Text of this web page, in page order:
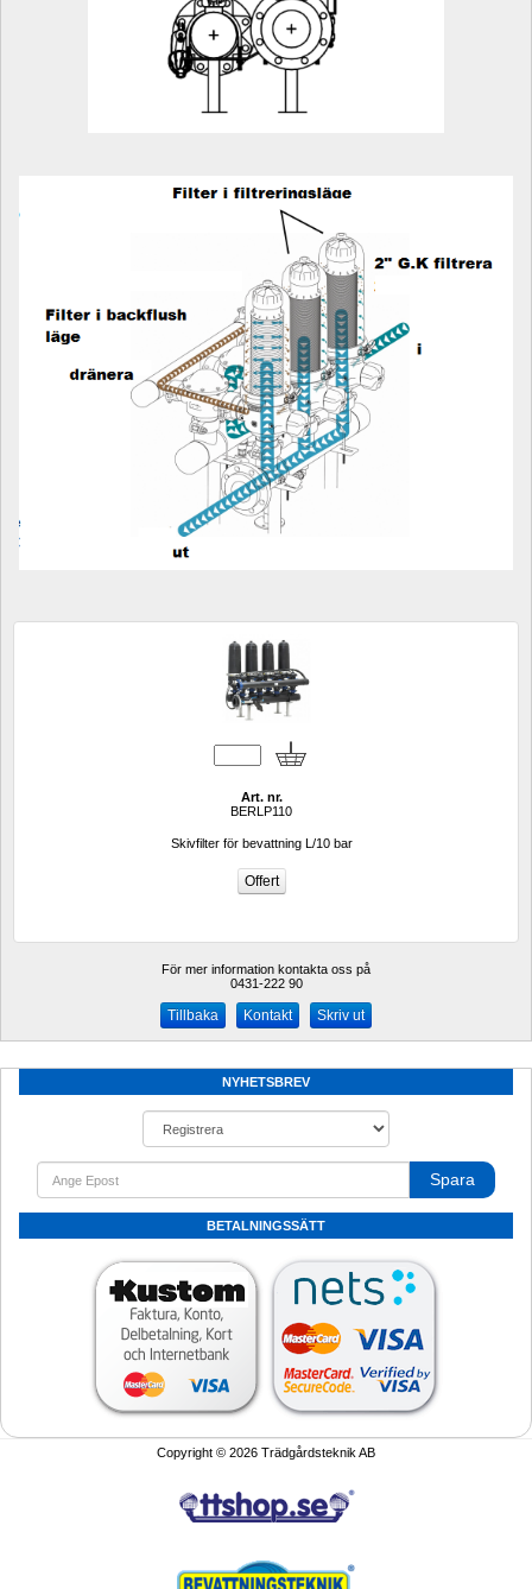
Art. nr.
BERLP110
Skivfilter för bevattning L/10 bar
För mer information kontakta oss på
0431-222 90
Kontakt Skriv ut
NYHETSBREV
Spara
BETALNINGSSÄTT
Copyright © 2026 Trädgårdsteknik AB